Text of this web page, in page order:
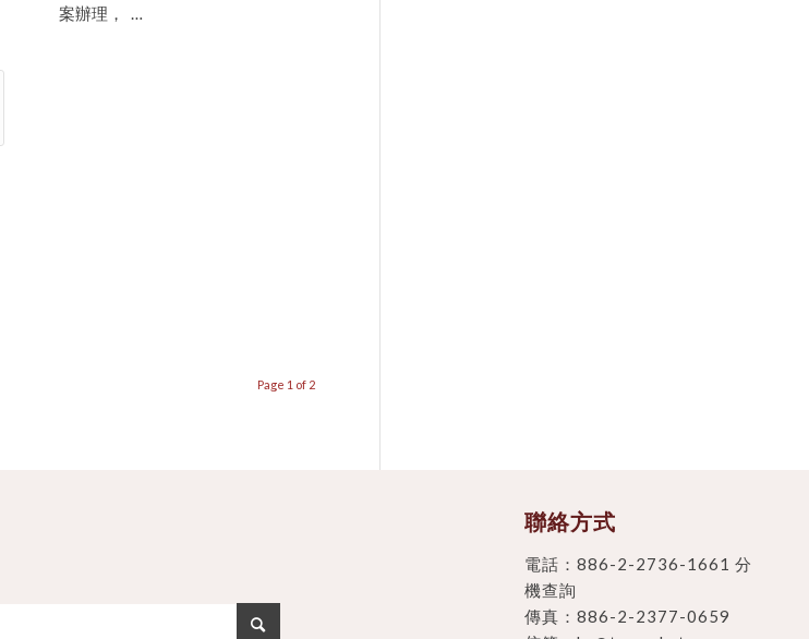
案辦理， …
Page 1 of 2
聯絡方式
電話： 886-2-2736-1661 分
機查詢
傳真：886-2-2377-0659